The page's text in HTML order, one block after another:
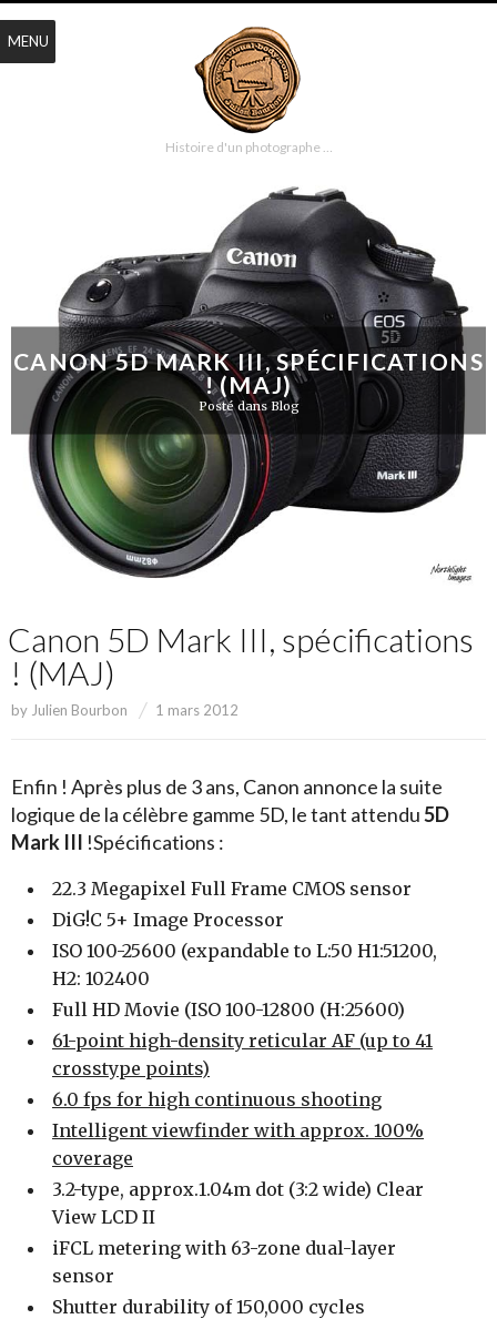
Histoire d'un photographe …
CANON 5D MARK III, SPÉCIFICATIONS
! (MAJ)
Posté dans Blog
Canon 5D Mark III, spécifications
! (MAJ)
by Julien Bourbon 1 mars 2012
Enfin ! Après plus de 3 ans, Canon annonce la suite
logique de la célèbre gamme 5D, le tant attendu5D
Mark III !Spécifications :
22.3 Megapixel Full Frame CMOS sensor
DiG!C 5+ Image Processor
ISO 100-25600 (expandable to L:50 H1:51200,
H2: 102400
Full HD Movie (ISO 100-12800 (H:25600)
61-point high-density reticular AF (up to 41
crosstype points)
6.0 fps for high continuous shooting
Intelligent viewfinder with approx. 100%
coverage
3.2-type, approx.1.04m dot (3:2 wide) Clear
View LCD II
iFCL metering with 63-zone dual-layer
sensor
Shutter durability of 150,000 cycles
MENU